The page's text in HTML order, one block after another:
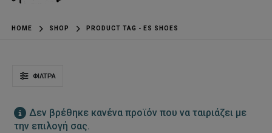
HOME SHOP PRODUCT TAG - ES SHOES
ΦΊΛΤΡΑ
Δεν βρέθηκε κανένα προϊόν που να ταιριάζει με
την επιλογή σας.